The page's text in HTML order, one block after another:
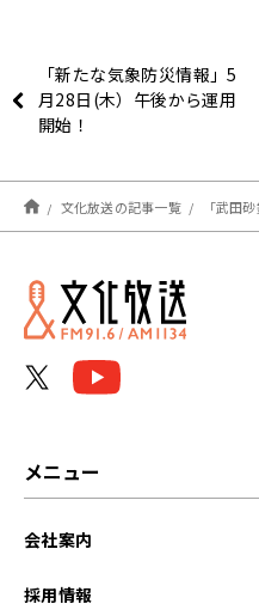
「新たな気象防災情報」5
月28日(木）午後から運用
開始！
文化放送の記事一覧 「武田砂
メニュー
会社案内
採用情報